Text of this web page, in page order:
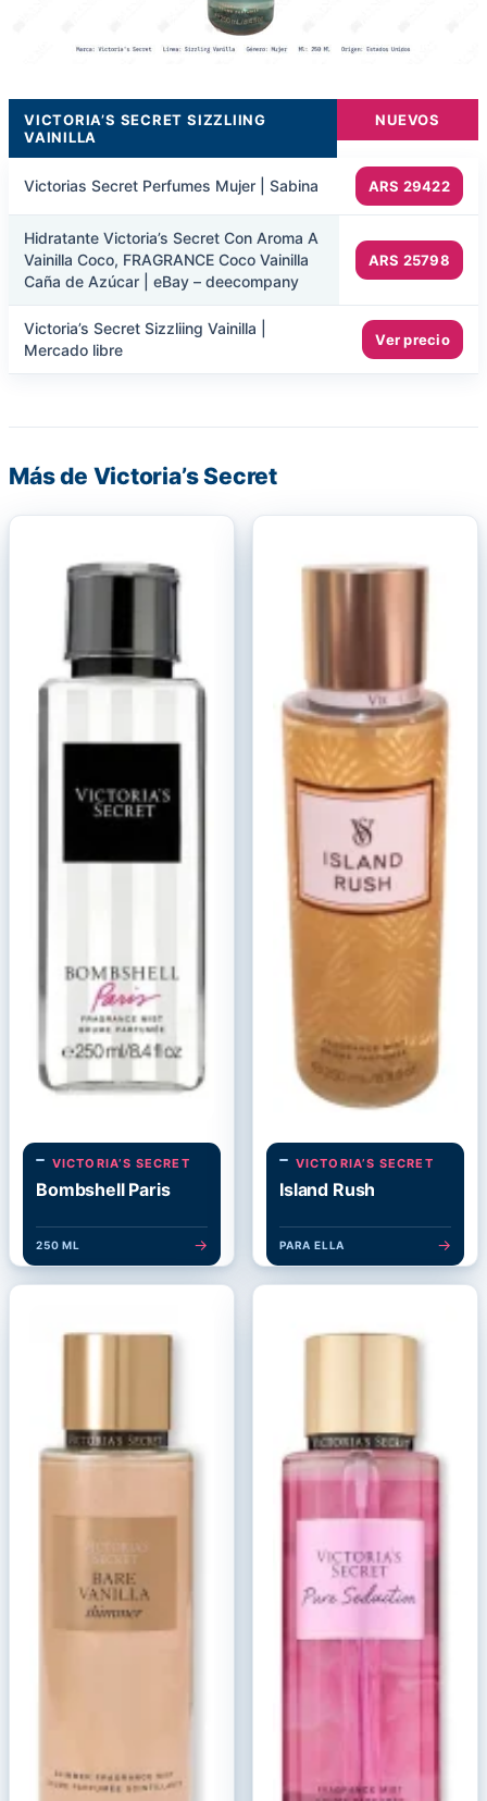
VICTORIA’S SECRET SIZZLIING
VAINILLA
NUEVOS
Victorias Secret Perfumes Mujer | Sabina ARS 29422
Hidratante Victoria’s Secret Con Aroma A
Vainilla Coco, FRAGRANCE Coco Vainilla
Caña de Azúcar | eBay – deecompany
ARS 25798
Victoria’s Secret Sizzliing Vainilla |
Mercado libre
Ver precio
Más de Victoria’s Secret
VICTORIA’S SECRET
Bombshell Paris
250 ML →
VICTORIA’S SECRET
Island Rush
PARA ELLA →